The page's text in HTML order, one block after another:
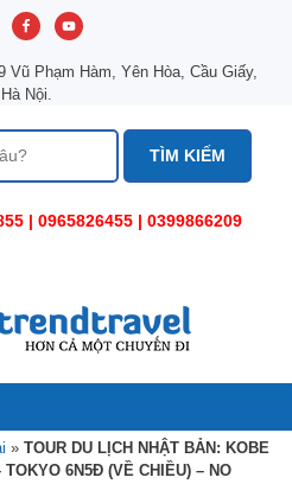
Vũ Phạm Hàm, Yên Hòa, Cầu Giấy,
Hà Nội.
| 0965826455 | 0399866209
» TOUR DU LỊCH NHẬT BẢN: KOBE
6N5Đ (VỀ CHIỀU) – NO